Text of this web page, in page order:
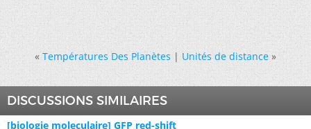
« Températures Des Planètes|Unités de distance »
DISCUSSIONS SIMILAIRES
[biologie moleculaire] GFP red-shift